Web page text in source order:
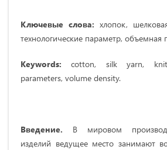
Ключевые слова: хлопок,
технологические параметр, объемная
Keywords: cotton, silk yarn,
parameters, volume density.
Введение.
В мировом
изделий ведущее место занимают